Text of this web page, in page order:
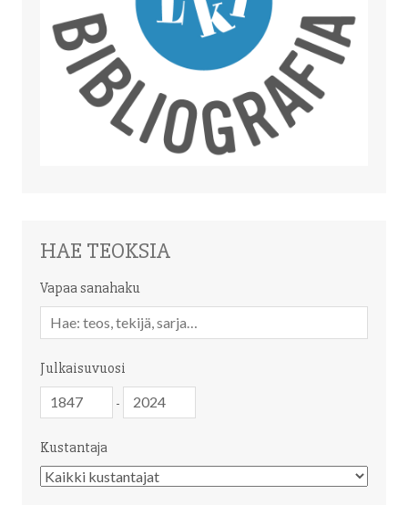
HAE TEOKSIA
Vapaa sanahaku
sanahaku
Julkaisuvuosi
-
Kustantaja
Kustantaja